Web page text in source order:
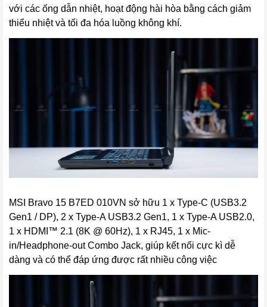
với các ống dẫn nhiệt, hoạt động hài hòa bằng cách giảm
thiểu nhiệt và tối đa hóa luồng không khí.
MSI Bravo 15 B7ED 010VN sở hữu 1 x Type-C (USB3.2
Gen1 / DP), 2 x Type-A USB3.2 Gen1, 1 x Type-A USB2.0,
1 x HDMI™ 2.1 (8K @ 60Hz), 1 x RJ45, 1 x Mic-
in/Headphone-out Combo Jack, giúp kết nối cực kì dễ
dàng và có thể đáp ứng được rất nhiều công việc